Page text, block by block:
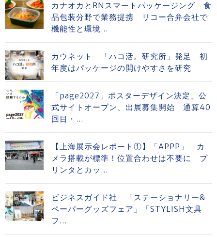
カナオカとRNスマートパッケージング 食
品包装分野で業務提携 リコー合弁会社で
機能性と環境...
カウネット 「ハコ活。研究所」発足 初
年度はパッケージの開けやすさを研究
「page2027」ポスターデザイン決定、公
式サイトオープン、出展募集開始 通算40
回目・...
【上海展示会レポート①】「APPP」 カ
メラ搭載が標準！位置合わせは不要に プ
リンタとカッ...
ビジネスガイド社 「ステーショナリー&
ペーパーグッズフェア」「STYLISH文具
フ...